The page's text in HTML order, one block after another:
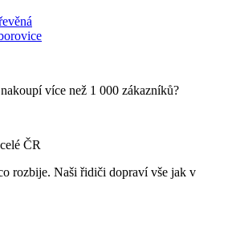
více než 1 000 zákazníků?
ČR
rozbije. Naši řidiči dopraví vše jak v